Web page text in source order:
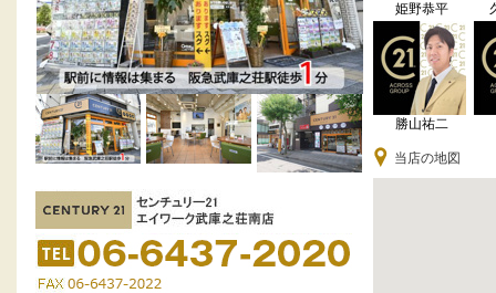
姫野恭平
勝山祐二
当店の地図